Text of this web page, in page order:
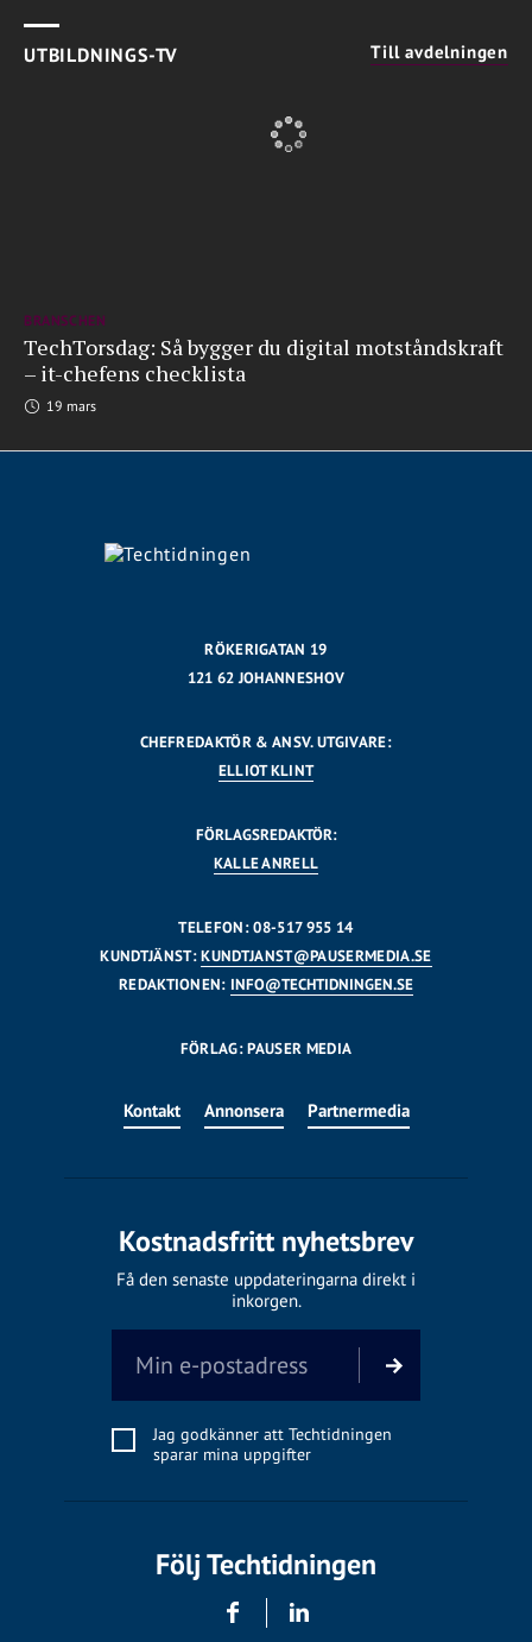
UTBILDNINGS-TV Till avdelningen
BRANSCHEN
TechTorsdag: Så bygger du digital motståndskraft
– it-chefens checklista
19 mars
RÖKERIGATAN 19
121 62 JOHANNESHOV
CHEFREDAKTÖR & ANSV. UTGIVARE:
ELLIOT KLINT
FÖRLAGSREDAKTÖR:
KALLE ANRELL
TELEFON: 08-517 955 14
KUNDTJÄNST:KUNDTJANST@PAUSERMEDIA.SE
REDAKTIONEN: INFO@TECHTIDNINGEN.SE
FÖRLAG: PAUSER MEDIA
Kontakt Annonsera Partnermedia
Kostnadsfritt nyhetsbrev
Få den senaste uppdateringarna direkt i
inkorgen.
Jag godkänner att Techtidningen
sparar mina uppgifter
Följ Techtidningen